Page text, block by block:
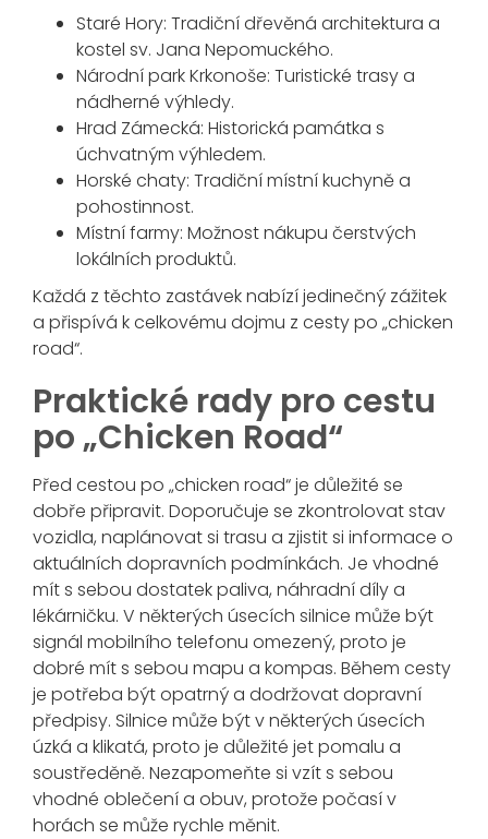
Staré Hory: Tradiční dřevěná architektura a
kostel sv. Jana Nepomuckého.
Národní park Krkonoše: Turistické trasy a
nádherné výhledy.
Hrad Zámecká: Historická památka s
úchvatným výhledem.
Horské chaty: Tradiční místní kuchyně a
pohostinnost.
Místní farmy: Možnost nákupu čerstvých
lokálních produktů.
Každá z těchto zastávek nabízí jedinečný zážitek
a přispívá k celkovému dojmu z cesty po „chicken
road“.
Praktické rady pro cestu
po „Chicken Road“
Před cestou po „chicken road“ je důležité se
dobře připravit. Doporučuje se zkontrolovat stav
vozidla, naplánovat si trasu a zjistit si informace o
aktuálních dopravních podmínkách. Je vhodné
mít s sebou dostatek paliva, náhradní díly a
lékárničku. V některých úsecích silnice může být
signál mobilního telefonu omezený, proto je
dobré mít s sebou mapu a kompas. Během cesty
je potřeba být opatrný a dodržovat dopravní
předpisy. Silnice může být v některých úsecích
úzká a klikatá, proto je důležité jet pomalu a
soustředěně. Nezapomeňte si vzít s sebou
vhodné oblečení a obuv, protože počasí v
horách se může rychle měnit.